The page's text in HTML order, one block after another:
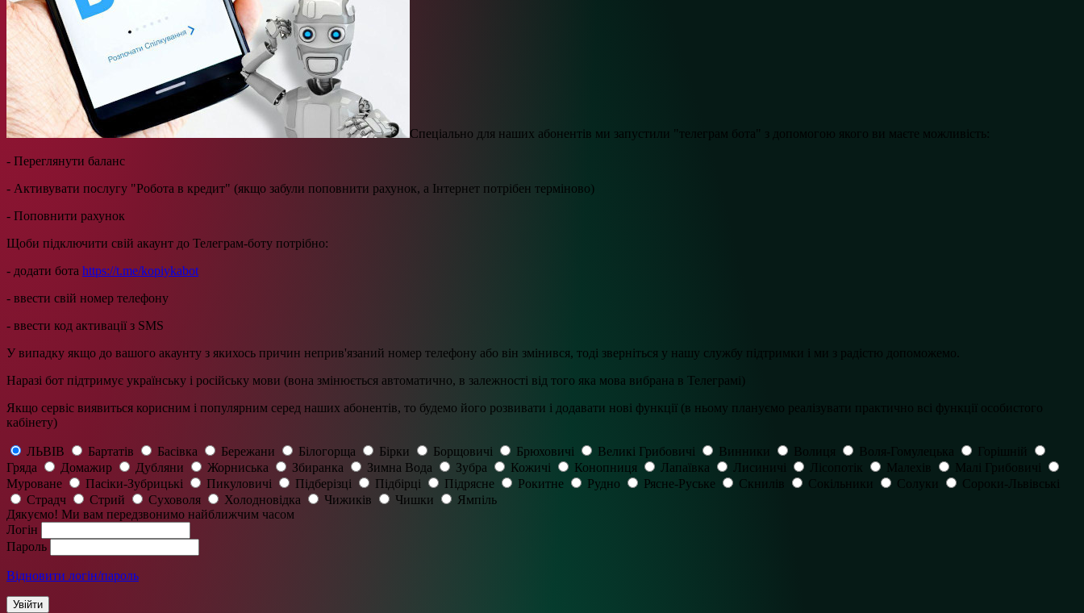
Спеціально для наших абонентів ми запустили "телеграм бота" з допомогою якого ви маєте можливість:
- Переглянути баланс
- Активувати послугу "Робота в кредит" (якщо забули поповнити рахунок, а Інтернет потрібен терміново)
- Поповнити рахунок
Щоби підключити свій акаунт до Телеграм-боту потрібно:
- додати бота https://t.me/kopiykabot
- ввести свій номер телефону
- ввести код активації з SMS
У випадку якщо до вашого акаунту з якихось причин неприв'язаний номер телефону або він змінився, тоді зверніться у нашу службу підтримки і ми з радістю допоможемо.
Наразі бот підтримує українську і російську мови (вона змінюється автоматично, в залежності від того яка мова вибрана в Телеграмі)
Якщо сервіс виявиться корисним і популярним серед наших абонентів, то будемо його розвивати і додавати нові функції (в ньому плануємо реалізувати практично всі функції особистого
кабінету)
ЛЬВІВ Бартатів Басівка Бережани Білогорща Бірки Борщовичі Брюховичі Великі Грибовичі Винники Волиця Воля-Гомулецька
Горішній
Гряда
Домажир Дубляни Жорниська Збиранка Зимна Вода Зубра Кожичі Конопниця Лапаївка Лисиничі Лісопотік Малехів
Малі Грибовичі
Муроване
Пасіки-Зубрицькі Пикуловичі Підберізці Підбірці Підрясне Рокитне Рудно Рясне-Руське Скнилів Сокільники Солуки
Сороки-Львівські
Страдч
Стрий Суховоля Холодновідка Чижиків Чишки
Ямпіль
Дякуємо! Ми вам передзвонимо найближчим часом
Логін
Пароль
Відновити логін/пароль
Увійти